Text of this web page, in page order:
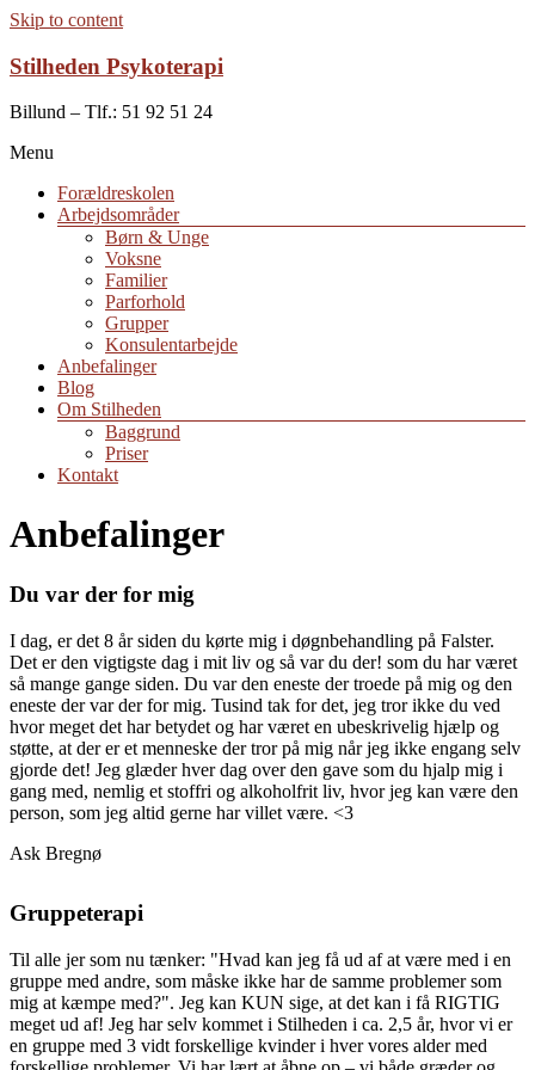
Skip to content
Stilheden Psykoterapi
Billund – Tlf.: 51 92 51 24
Menu
Forældreskolen
Arbejdsområder
Børn & Unge
Voksne
Familier
Parforhold
Grupper
Konsulentarbejde
Anbefalinger
Blog
Om Stilheden
Baggrund
Priser
Kontakt
Anbefalinger
Du var der for mig
I dag, er det 8 år siden du kørte mig i døgnbehandling på Falster.
Det er den vigtigste dag i mit liv og så var du der! som du har været
så mange gange siden. Du var den eneste der troede på mig og den
eneste der var der for mig. Tusind tak for det, jeg tror ikke du ved
hvor meget det har betydet og har været en ubeskrivelig hjælp og
støtte, at der er et menneske der tror på mig når jeg ikke engang selv
gjorde det! Jeg glæder hver dag over den gave som du hjalp mig i
gang med, nemlig et stoffri og alkoholfrit liv, hvor jeg kan være den
person, som jeg altid gerne har villet være. <3
Ask Bregnø
Gruppeterapi
Til alle jer som nu tænker: "Hvad kan jeg få ud af at være med i en
gruppe med andre, som måske ikke har de samme problemer som
mig at kæmpe med?". Jeg kan KUN sige, at det kan i få RIGTIG
meget ud af! Jeg har selv kommet i Stilheden i ca. 2,5 år, hvor vi er
en gruppe med 3 vidt forskellige kvinder i hver vores alder med